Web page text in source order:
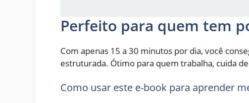
Perfeito para quem tem
Com apenas 15 a 30 minutos por dia, você
estruturada. Ótimo para quem trabalha, cuida
Como usar este e-book para aprender